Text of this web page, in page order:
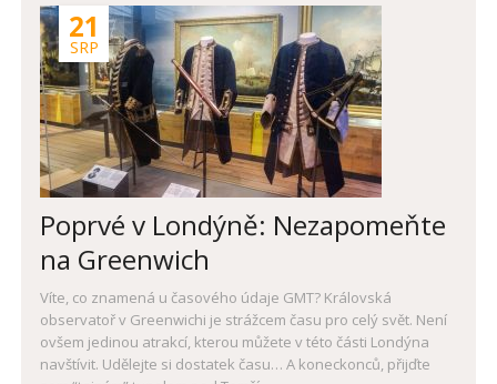
21
SRP
Poprvé v Londýně: Nezapomeňte
na Greenwich
Víte, co znamená u časového údaje GMT? Královská
observatoř v Greenwichi je strážcem času pro celý svět. Není
ovšem jedinou atrakcí, kterou můžete v této části Londýna
navštívit. Udělejte si dostatek času… A koneckonců, přijďte